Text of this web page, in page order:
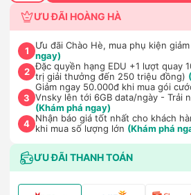
ƯU ĐÃI HOÀNG HÀ
1 Ưu đãi Chào Hè, mua phụ kiện
ngay)
2 Đặc quyền hạng EDU +1 lượt quay
trị giải thưởng đến 250 triệu đồng)
3
Giảm ngay 50.000đ khi mua gói
Vnsky lên tới 6GB data/ngày - Trải
(Khám phá ngay)
4 Nhận báo giá tốt nhất cho khách
khi mua số lượng lớn (Khám phá
ƯU ĐÃI THANH TOÁN